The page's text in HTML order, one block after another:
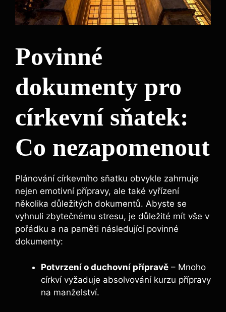
Povinné
dokumenty pro
církevní sňatek:
Co nezapomenout
Plánování církevního sňatku obvykle zahrnuje
nejen emotivní přípravy, ale také vyřízení
několika důležitých dokumentů. Abyste se
vyhnuli zbytečnému stresu, je důležité mít vše v
pořádku a na paměti následující povinné
dokumenty:
Potvrzení o duchovní přípravě – Mnoho
církví vyžaduje absolvování kurzu přípravy
na manželství.